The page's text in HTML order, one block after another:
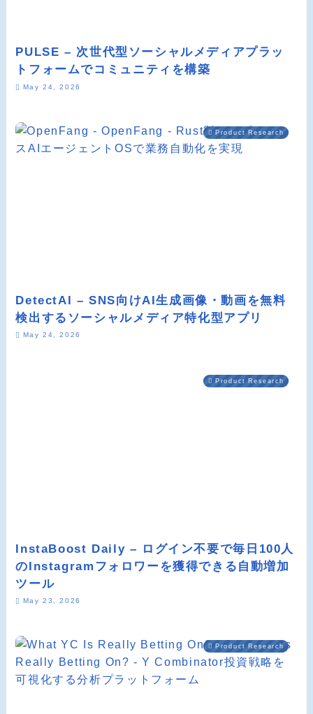
PULSE – 次世代型ソーシャルメディアプラッ
トフォームでコミュニティを構築
May 24, 2026
Product Research
DetectAI – SNS向けAI生成画像・動画を無料
検出するソーシャルメディア特化型アプリ
May 24, 2026
Product Research
InstaBoost Daily – ログイン不要で毎日100人
のInstagramフォロワーを獲得できる自動増加
ツール
May 23, 2026
Product Research